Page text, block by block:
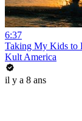
6:37
Taking My Kids to
Kult America
il y a 8 ans